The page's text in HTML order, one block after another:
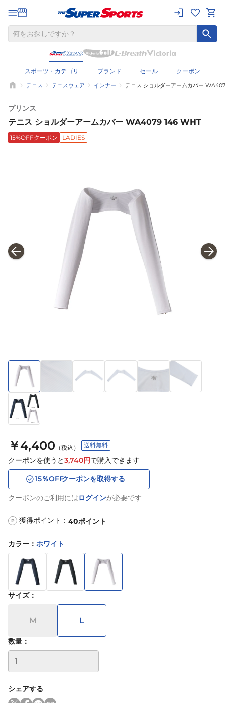
スポーツ・カテゴリ ブランド セール クーポン
テニス テニスウェア インナー テニス ショルダーアームカバー
プリンス
テニス ショルダーアームカバー WA4079 146 WHT
15%OFFクーポン LADIES
￥4,400 （税込） 送料無料
クーポンを使うと3,740円で購入できます
15％OFFクーポンを取得する
クーポンのご利用にはログインが必要です
P 獲得ポイント： 40ポイント
カラー ： ホワイト
サイズ：
M L
数量：
シェアする